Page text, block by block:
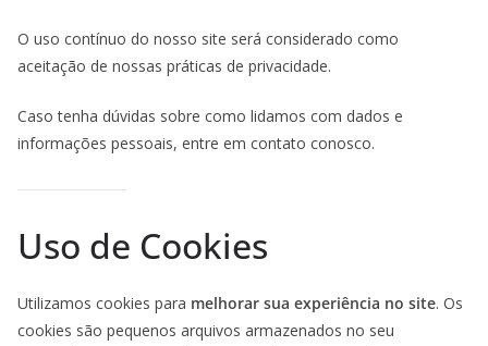
O uso contínuo do nosso site será considerado como
aceitação de nossas práticas de privacidade.
Caso tenha dúvidas sobre como lidamos com dados e
informações pessoais, entre em contato conosco.
Uso de Cookies
Utilizamos cookies para melhorar sua experiência no site. Os
cookies são pequenos arquivos armazenados no seu